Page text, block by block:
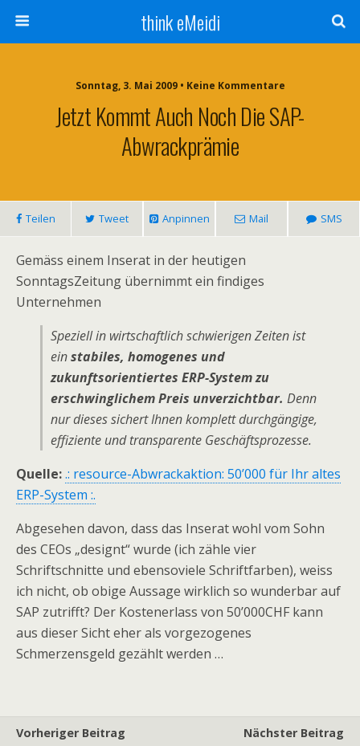
think eMeidi
Sonntag, 3. Mai 2009 • Keine Kommentare
Jetzt Kommt Auch Noch Die SAP-
Abwrackprämie
Teilen Tweet Anpinnen Mail SMS
Gemäss einem Inserat in der heutigen
SonntagsZeitung übernimmt ein findiges
Unternehmen
Speziell in wirtschaftlich schwierigen Zeiten ist
einstabiles, homogenes und
zukunftsorientiertes ERP-System zu
erschwinglichem Preis unverzichtbar. Denn
nur dieses sichert Ihnen komplett durchgängige,
effiziente und transparente Geschäftsprozesse.
Quelle:.: resource-Abwrackaktion: 50’000 für Ihr altes
ERP-System :.
Abgesehen davon, dass das Inserat wohl vom Sohn
des CEOs „designt“ wurde (ich zähle vier
Schriftschnitte und ebensoviele Schriftfarben), weiss
ich nicht, ob obige Aussage wirklich so wunderbar auf
SAP zutrifft? Der Kostenerlass von 50’000CHF kann
aus dieser Sicht eher als vorgezogenes
Schmerzensgeld gezählt werden …
Vorheriger Beitrag
Nächster Beitrag